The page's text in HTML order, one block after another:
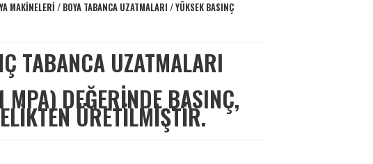
MAKINELERI / BOYA TABANCA UZATMALARI /YÜKSEK BASINÇ
TABANCA UZATMALARI
DEĞERINDE BASINÇ,
ÜRETILMIŞTIR.